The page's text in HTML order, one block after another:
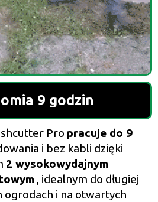
9 godzin
Pro pracuje do 9
i bez kabli dzięki
2 wysokowydajnym
, idealnym do długiej
ogrodach i na otwartych